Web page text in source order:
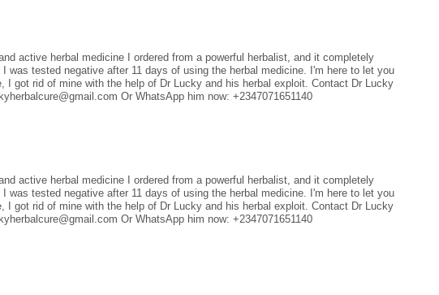
active herbal medicine I ordered from a powerful herbalist, and it completely
was tested negative after 11 days of using the herbal medicine. I'm here to let you
I got rid of mine with the help of Dr Lucky and his herbal exploit. Contact Dr Lucky
Or WhatsApp him now: +2347071651140
active herbal medicine I ordered from a powerful herbalist, and it completely
was tested negative after 11 days of using the herbal medicine. I'm here to let you
I got rid of mine with the help of Dr Lucky and his herbal exploit. Contact Dr Lucky
Or WhatsApp him now: +2347071651140